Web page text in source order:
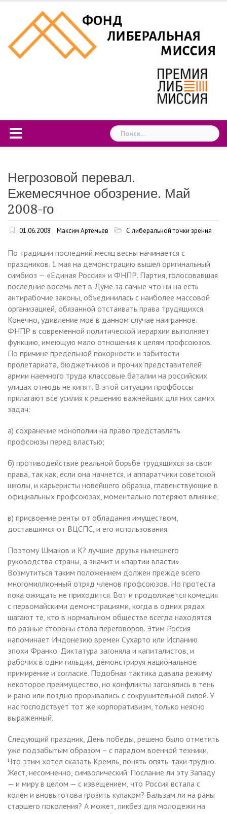
content
Найти:
Негрозовой перевал.
Ежемесячное обозрение. Май
2008-го
01.06.2008 Максим Артемьев С либеральной точки зрения
По традиции последний месяц весны начинается с
праздников. 1 мая на демонстрацию вышел оригинальный
симбиоз — «Единая Россия» и ФНПР. Партия, голосовавшая
последние восемь лет в Думе за самые что ни на есть
антирабочие законы, объединилась с наиболее массовой
организацией, обязанной отстаивать права трудящихся.
Конечно, удивление мое в данном случае наигранное.
ФНПР в современной политической иерархии выполняет
функцию, имеющую мало отношения к целям профсоюзов.
По причине предельной покорности и забитости
пролетариата, бюджетников и прочих представителей
армии наемного труда классовые баталии на российских
улицах отнюдь не кипят. В этой ситуации профбоссы
прилагают все усилия к решению важнейших для них самих
задач:
а) сохранение монополии на право представлять
профсоюзы перед властью;
б) противодействие реальной борьбе трудящихся за свои
права, так как, если она начнется, и аппаратчики советской
школы, и карьеристы новейшего образца, главенствующие в
официальных профсоюзах, моментально потеряют влияние;
в) присвоение ренты от обладания имуществом,
доставшимся от ВЦСПС, и его использования.
Поэтому Шмаков и К? лучшие друзья нынешнего
руководства страны, а значит и «партии власти».
Возмутиться таким положением должен прежде всего
многомиллионный отряд членов профсоюзов. Но протеста
пока ожидать не приходится. Вот и продолжается комедия
с первомайскими демонстрациями, когда в одних рядах
шагают те, кто в нормальном обществе всегда находятся
по разные стороны стола переговоров. Этим Россия
напоминает Индонезию времен Сухарто или Испанию
эпохи Франко. Диктатура загоняла и капиталистов, и
рабочих в одни гильдии, демонстрируя национальное
примирение и согласие. Подобная тактика давала режиму
некоторое преимущество, но конфликты загонялись в тень
и рано или поздно прорывались с сокрушительной силой. У
нас господствует тот же корпоративизм, только неясно
выраженный.
Следующий праздник, День победы, решено было отметить
уже подзабытым образом – с парадом военной техники.
Что этим хотел сказать Кремль, понять опять-таки трудно.
Жест, несомненно, символический. Послание ли эту Западу
— и миру в целом — с извещением, что Россия встала с
колен и вновь готова грозить кулаком? Бальзам ли на раны
старшего поколения? А может, ликбез для молодежи на